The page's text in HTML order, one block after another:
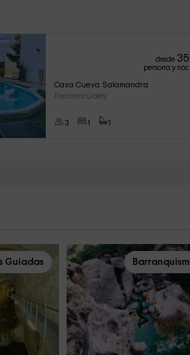
desde 35
persona y
Casa Cueva Salamandra
Fontanar (Jaén)
3 1 1
Guiadas